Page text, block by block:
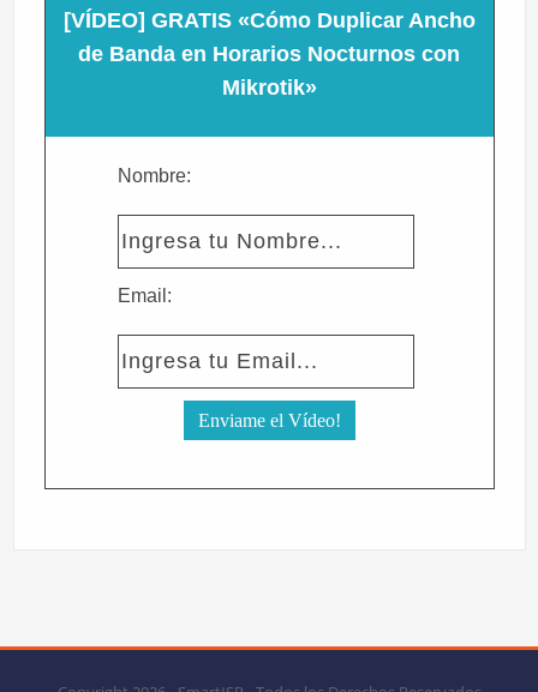
[VÍDEO] GRATIS «Cómo Duplicar Ancho
de Banda en Horarios Nocturnos con
Mikrotik»
Nombre:
Email: